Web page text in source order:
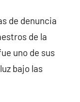
de denuncia
de la
uno de sus
bajo las